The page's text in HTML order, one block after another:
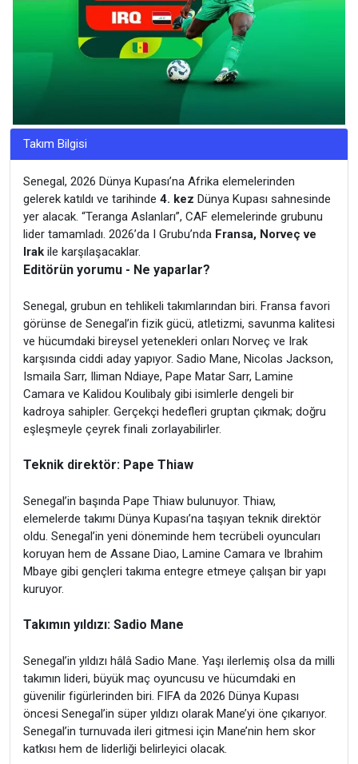
Takım Bilgisi
Senegal, 2026 Dünya Kupası’na Afrika elemelerinden
gelerek katıldı ve tarihinde 4. kez Dünya Kupası sahnesinde
yer alacak. “Teranga Aslanları”, CAF elemelerinde grubunu
lider tamamladı. 2026’da I Grubu’nda Fransa, Norveç ve
Irak ile karşılaşacaklar.
Editörün yorumu - Ne yaparlar?
Senegal, grubun en tehlikeli takımlarından biri. Fransa favori
görünse de Senegal’in fizik gücü, atletizmi, savunma kalitesi
ve hücumdaki bireysel yetenekleri onları Norveç ve Irak
karşısında ciddi aday yapıyor. Sadio Mane, Nicolas Jackson,
Ismaila Sarr, Iliman Ndiaye, Pape Matar Sarr, Lamine
Camara ve Kalidou Koulibaly gibi isimlerle dengeli bir
kadroya sahipler. Gerçekçi hedefleri gruptan çıkmak; doğru
eşleşmeyle çeyrek finali zorlayabilirler.
Teknik direktör: Pape Thiaw
Senegal’in başında Pape Thiaw bulunuyor. Thiaw,
elemelerde takımı Dünya Kupası’na taşıyan teknik direktör
oldu. Senegal’in yeni döneminde hem tecrübeli oyuncuları
koruyan hem de Assane Diao, Lamine Camara ve Ibrahim
Mbaye gibi gençleri takıma entegre etmeye çalışan bir yapı
kuruyor.
Takımın yıldızı: Sadio Mane
Senegal’in yıldızı hâlâ Sadio Mane. Yaşı ilerlemiş olsa da milli
takımın lideri, büyük maç oyuncusu ve hücumdaki en
güvenilir figürlerinden biri. FIFA da 2026 Dünya Kupası
öncesi Senegal’in süper yıldızı olarak Mane’yi öne çıkarıyor.
Senegal’in turnuvada ileri gitmesi için Mane’nin hem skor
katkısı hem de liderliği belirleyici olacak.